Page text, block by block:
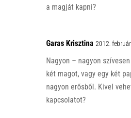
a magját kapni?
Garas Krisztina 2012.
Nagyon – nagyon
két magot, vagy egy két
nagyon erősből. Kivel
kapcsolatot?